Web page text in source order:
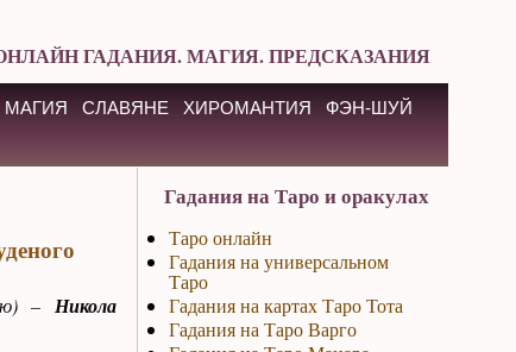
ГАДАНИЯ. МАГИЯ. ПРЕДСКАЗАНИЯ
МАГИЯ СЛАВЯНЕ ХИРОМАНТИЯ
ФЭН-ШУЙ
– Никола
Гадания на Таро и оракулах
Таро онлайн
Гадания на универсальном
Таро
Гадания на картах Таро Тота
Гадания на Таро Варго